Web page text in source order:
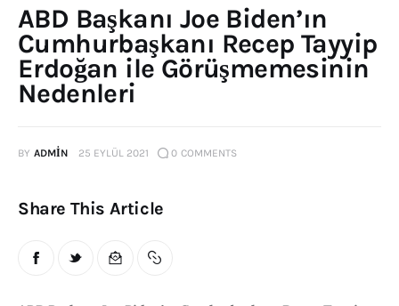
Publications
Events
Articles
Staff
Contacts
ABD Başkanı Joe Biden’ın
Cumhurbaşkanı Recep Tayyip
Erdoğan ile Görüşmemesinin
Nedenleri
BY ADMIN 25 EYLÜL 2021 0 COMMENTS
Share This Article